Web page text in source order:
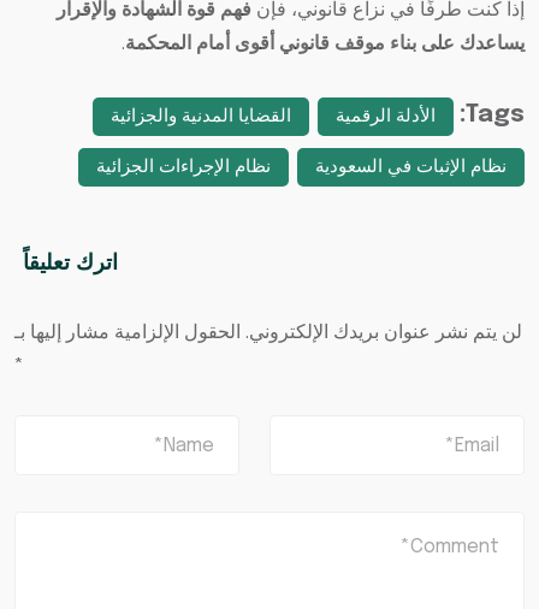
إذا كنت طرفًا في نزاع قانوني، فإن فهم قوة الشهادة والإقرار
يساعدك على بناء موقف قانوني أقوى أمام المحكمة.
Tags: الأدلة الرقمية القضايا المدنية والجزائية
نظام الإثبات في السعودية نظام الإجراءات الجزائية
اترك تعليقاً
لن يتم نشر عنوان بريدك الإلكتروني. الحقول الإلزامية مشار إليها بـ
*